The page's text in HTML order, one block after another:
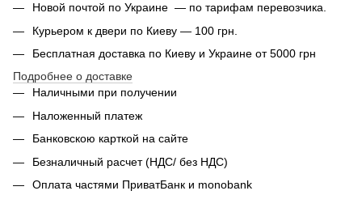
Новой почтой по Украине — по тарифам перевозчика.
Курьером к двери по Киеву — 100 грн.
Бесплатная доставка по Киеву и Украине от 5000 грн
Подробнее о доставке
Наличными при получении
Наложенный платеж
Банковскою карткой на сайте
Безналичный расчет (НДС/ без НДС)
Оплата частями ПриватБанк и monobank